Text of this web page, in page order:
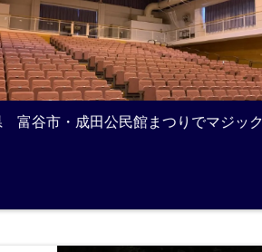
富谷市・成田公民館まつりでマジッ